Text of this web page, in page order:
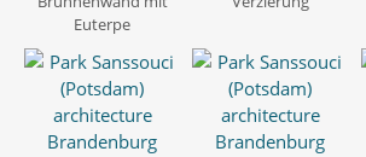
Euterpe